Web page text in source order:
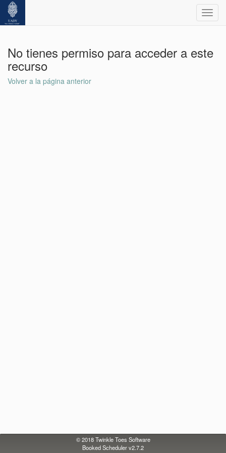
No tienes permiso para acceder a este
recurso
Volver a la página anterior
© 2018Twinkle Toes Software
Booked Scheduler v2.7.2